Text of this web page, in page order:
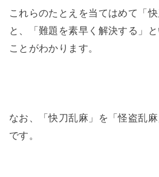
これらのたとえを当てはめて「
と、「難題を素早く解決する」
ことがわかります。
なお、「快刀乱麻」を「怪盗乱
です。